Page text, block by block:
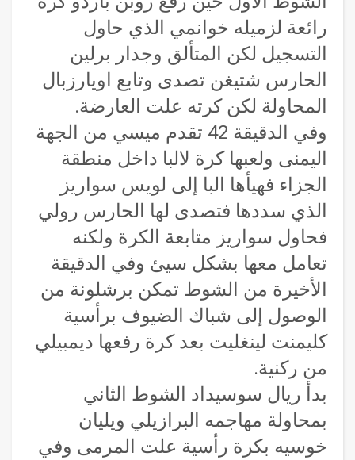
رائعة لزميله خوانمي الذي حاول
التسجيل لكن المتألق وجدار برلين
الحارس شتيغن تصدى وتابع اويارزبال
المحاولة لكن كرته علت العارضة.
وفي الدقيقة 42 تقدم ميسي من الجهة
اليمنى ولعبها كرة لالبا داخل منطقة
الجزاء فهيأها البا إلى لويس سواريز
الذي سددها فتصدى لها الحارس رولي
فحاول سواريز متابعة الكرة ولكنه
تعامل معها بشكل سيئ وفي الدقيقة
الأخيرة من الشوط تمكن برشلونة من
الوصول إلى شباك الضيوف برأسية
كليمنت لينغليت بعد كرة رفعها ديمبيلي
من ركنية.
بدأ ريال سوسيداد الشوط الثاني
بمحاولة مهاجمه البرازيلي ويليان
خوسيه بكرة رأسية علت المرمى وفي